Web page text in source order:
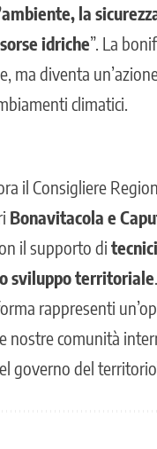
la
idriche”. La
ma diventa
climatici.
il Consigliere
Bonavitacola e
il supporto di
sviluppo territoriale
rappresenti
nostre comunità
governo del